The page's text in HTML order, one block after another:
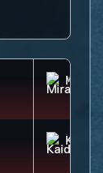
MIRA
KAID